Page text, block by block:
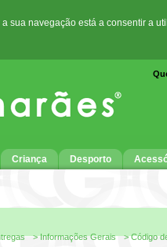
sua navegação está a consentir a
Criança Desporto
> Informações Gerais > Código